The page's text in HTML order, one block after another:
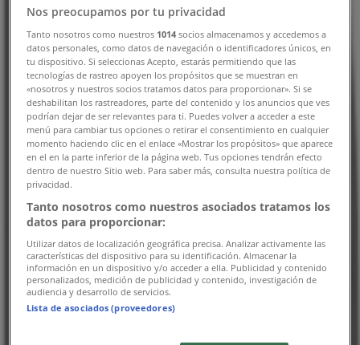
»
Yamaha en Valledupar»
Yamaha | DG 21 19 10 AV FUNDACION
Mapa
5-4141871-4131951
Mapa
5-4141871-4131951
Ofertas de Yamaha en Valledupar
Yamaha
Precio Especial
Nos preocupamos por tu privacidad
Tanto nosotros como nuestros 1014 socios almacenamos y accedemos a
datos personales, como datos de navegación o identificadores únicos, en
tu dispositivo. Si seleccionas Acepto, estarás permitiendo que las
tecnologías de rastreo apoyen los propósitos que se muestran en
«nosotros y nuestros socios tratamos datos para proporcionar». Si se
deshabilitan los rastreadores, parte del contenido y los anuncios que ves
podrían dejar de ser relevantes para ti. Puedes volver a acceder a este
menú para cambiar tus opciones o retirar el consentimiento en cualquier
momento haciendo clic en el enlace «Mostrar los propósitos» que aparece
en el en la parte inferior de la página web. Tus opciones tendrán efecto
dentro de nuestro Sitio web. Para saber más, consulta nuestra política de
privacidad.
Tanto nosotros como nuestros asociados tratamos los
datos para proporcionar:
Utilizar datos de localización geográfica precisa. Analizar activamente las
características del dispositivo para su identificación. Almacenar la
información en un dispositivo y/o acceder a ella. Publicidad y contenido
personalizados, medición de publicidad y contenido, investigación de
audiencia y desarrollo de servicios.
Lista de asociados (proveedores)